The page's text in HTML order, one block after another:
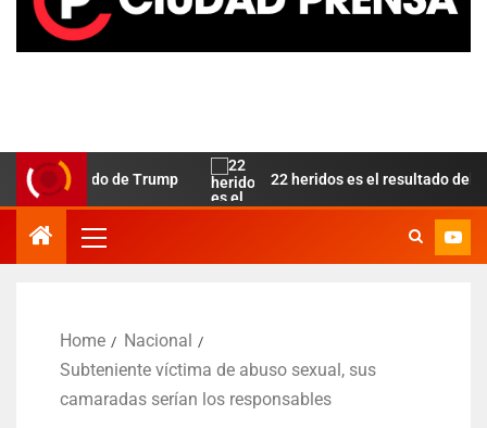
aliado de Trump 22 heridos es el resultado del
Home
Nacional
Subteniente víctima de abuso sexual, sus
camaradas serían los responsables